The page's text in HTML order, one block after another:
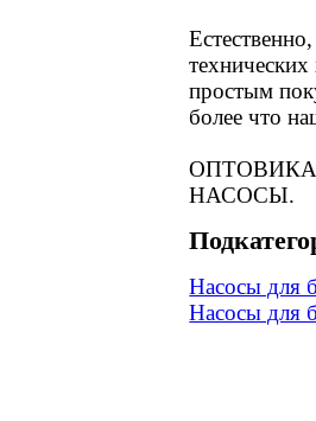
простым
более что
НАСОСЫ.
Насосы для
Насосы для